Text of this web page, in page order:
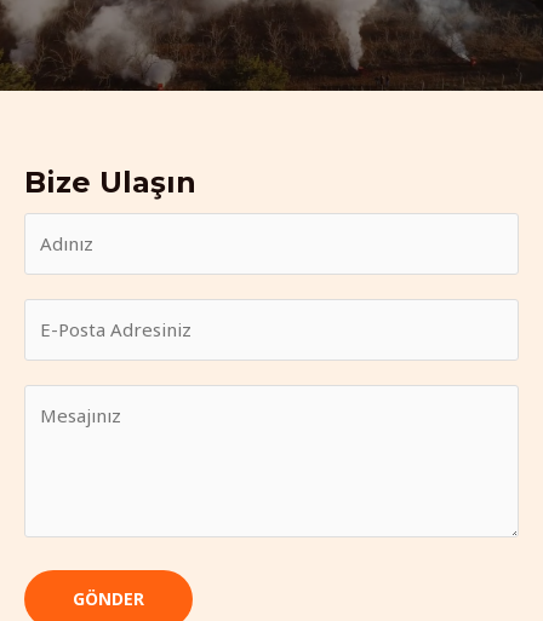
Bize Ulaşın
GÖNDER